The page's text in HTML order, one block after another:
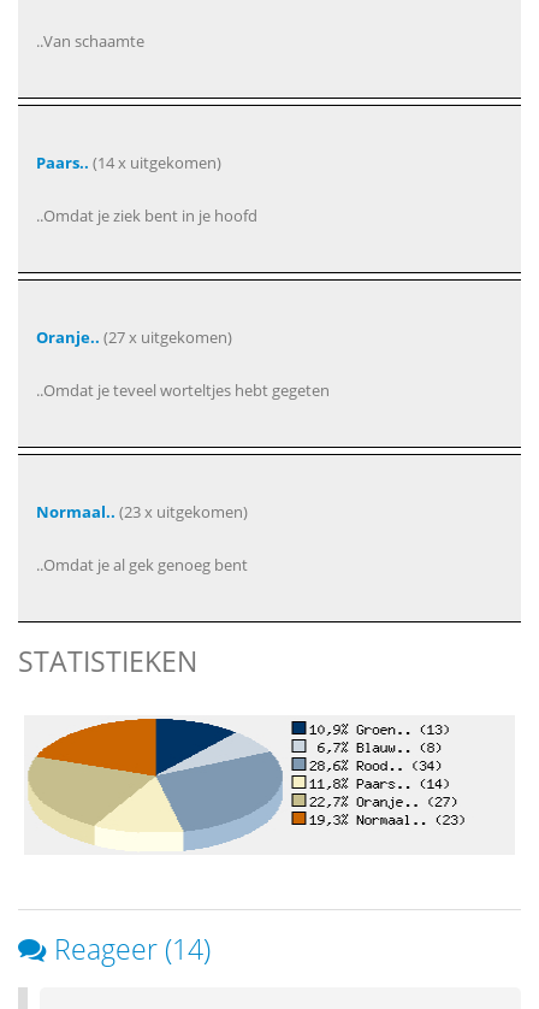
..Van schaamte
Paars.. (14 x uitgekomen)
..Omdat je ziek bent in je hoofd
Oranje.. (27 x uitgekomen)
..Omdat je teveel worteltjes hebt gegeten
Normaal.. (23 x uitgekomen)
..Omdat je al gek genoeg bent
STATISTIEKEN
Reageer (14)